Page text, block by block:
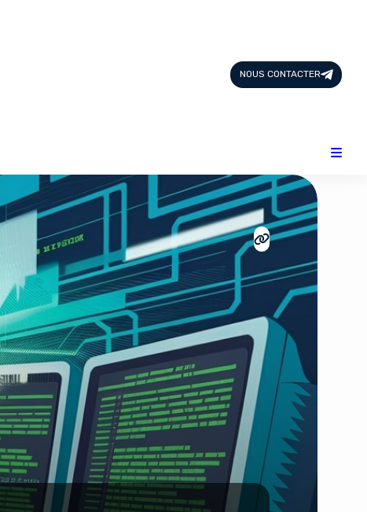
NOUS CONTACTER
Design & Créativité
E-commerce
Famille
Finance
Intelligence Artificielle
Lifestyle
Marketing & Ventes
Plateformes
Produits physiques
Santé et Forme
Social & Communauté
Tech & Développement
Travail & Productivité
Voyage